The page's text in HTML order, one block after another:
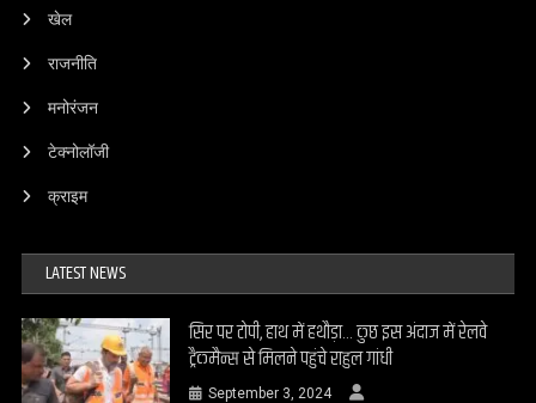
खेल
राजनीति
मनोरंजन
टेक्नोलॉजी
क्राइम
LATEST NEWS
सिर पर टोपी, हाथ में हथौड़ा… कुछ इस अंदाज में रेलवे
ट्रैकमैन्स से मिलने पहुंचे राहुल गांधी
September 3, 2024